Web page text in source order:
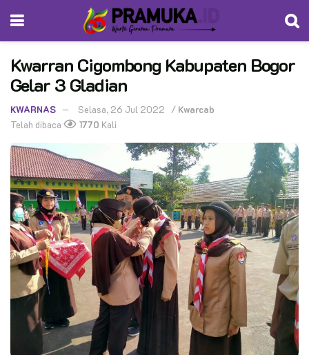
Kwarran Cigombong Kabupaten Bogor
Gelar 3 Gladian
KWARNAS Selasa, 26 Jul 2022 / Kwarcab
Telah dibaca
1770 Kali